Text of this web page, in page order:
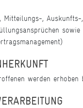
, Auskunfts-
werden